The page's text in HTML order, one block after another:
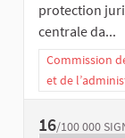
protection
centrale da...
Commission
et de
16/100 000